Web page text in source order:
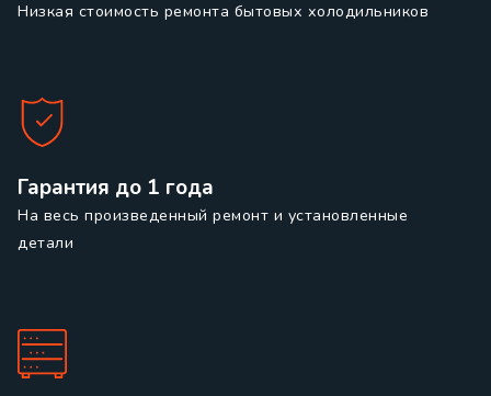
Низкая стоимость ремонта бытовых холодильников
Гарантия до 1 года
На весь произведенный ремонт и установленные
детали